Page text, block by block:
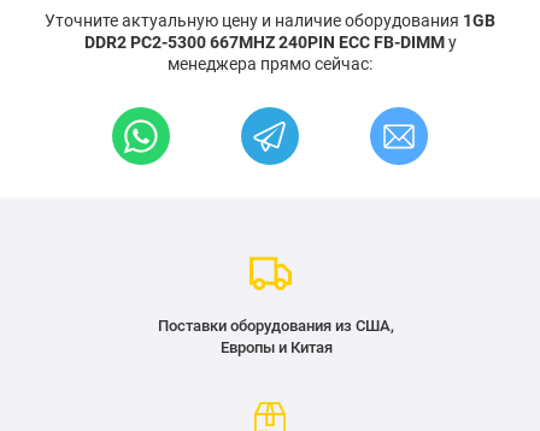
Уточните актуальную цену и наличие оборудования 1GB
DDR2 PC2-5300 667MHZ 240PIN ECC FB-DIMMу
менеджера прямо сейчас:
Поставки оборудования из США,
Европы и Китая